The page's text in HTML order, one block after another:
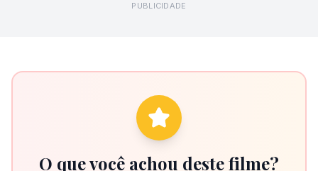
PUBLICIDADE
O que você achou deste filme?